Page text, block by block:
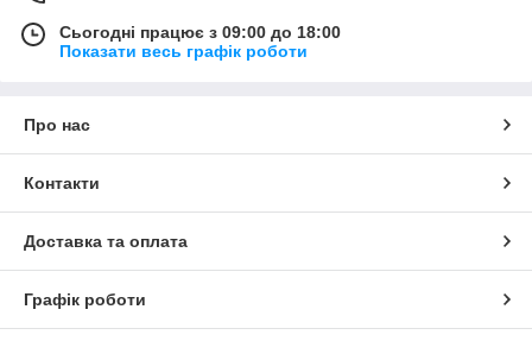
Сьогодні працює з 09:00 до 18:00
Показати весь графік роботи
Про нас
Контакти
Доставка та оплата
Графік роботи